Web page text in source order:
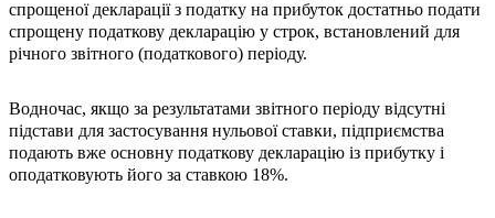
спрощеної декларації з податку на прибуток достатньо подати
спрощену податкову декларацію у строк, встановлений для
річного звітного (податкового) періоду.
Водночас, якщо за результатами звітного періоду відсутні
підстави для застосування нульової ставки, підприємства
подають вже основну податкову декларацію із прибутку і
оподатковують його за ставкою 18%.